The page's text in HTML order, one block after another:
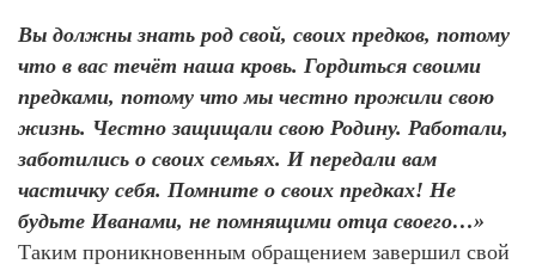
Вы должны знать род свой, своих предков, потому
что в вас течёт наша кровь. Гордиться своими
предками, потому что мы честно прожили свою
жизнь. Честно защищали свою Родину. Работали,
заботились о своих семьях. И передали вам
частичку себя. Помните о своих предках! Не
будьте Иванами, не помнящими отца своего…»
Таким проникновенным обращением завершил свой